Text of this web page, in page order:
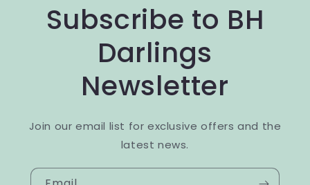
Subscribe to BH
Darlings
Newsletter
Join our email list for exclusive offers and the
latest news.